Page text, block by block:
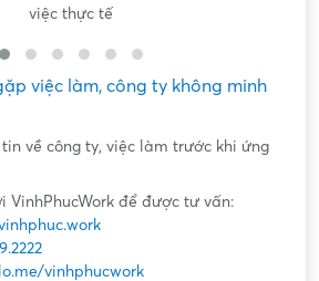
việc thực tế
việc làm, công ty không minh
về công ty, việc làm trước khi ứng
VinhPhucWork để được tư vấn:
vinhphucwork